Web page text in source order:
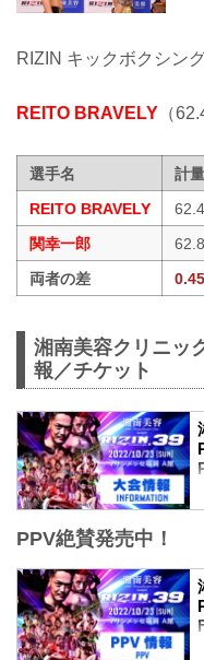
RIZIN キックボクシン
REITO BRAVELY （
選手名 計
REITO BRAVELY
関幸一郎
両者の差
湘南美容クリニッ
報／チケット
PPV絶賛発売中！